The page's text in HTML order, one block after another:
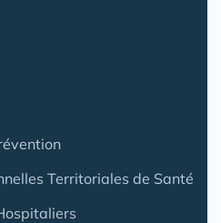
Territoriales de Santé